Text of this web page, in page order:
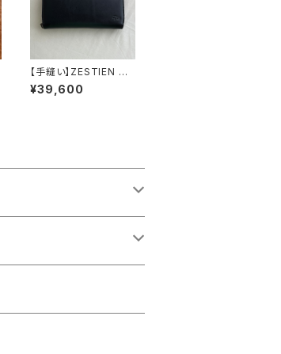
【手縫い】ZESTIEN ラ
ウンドファスナーウォレ
ット(栃木レザー/ブラッ
¥39,600